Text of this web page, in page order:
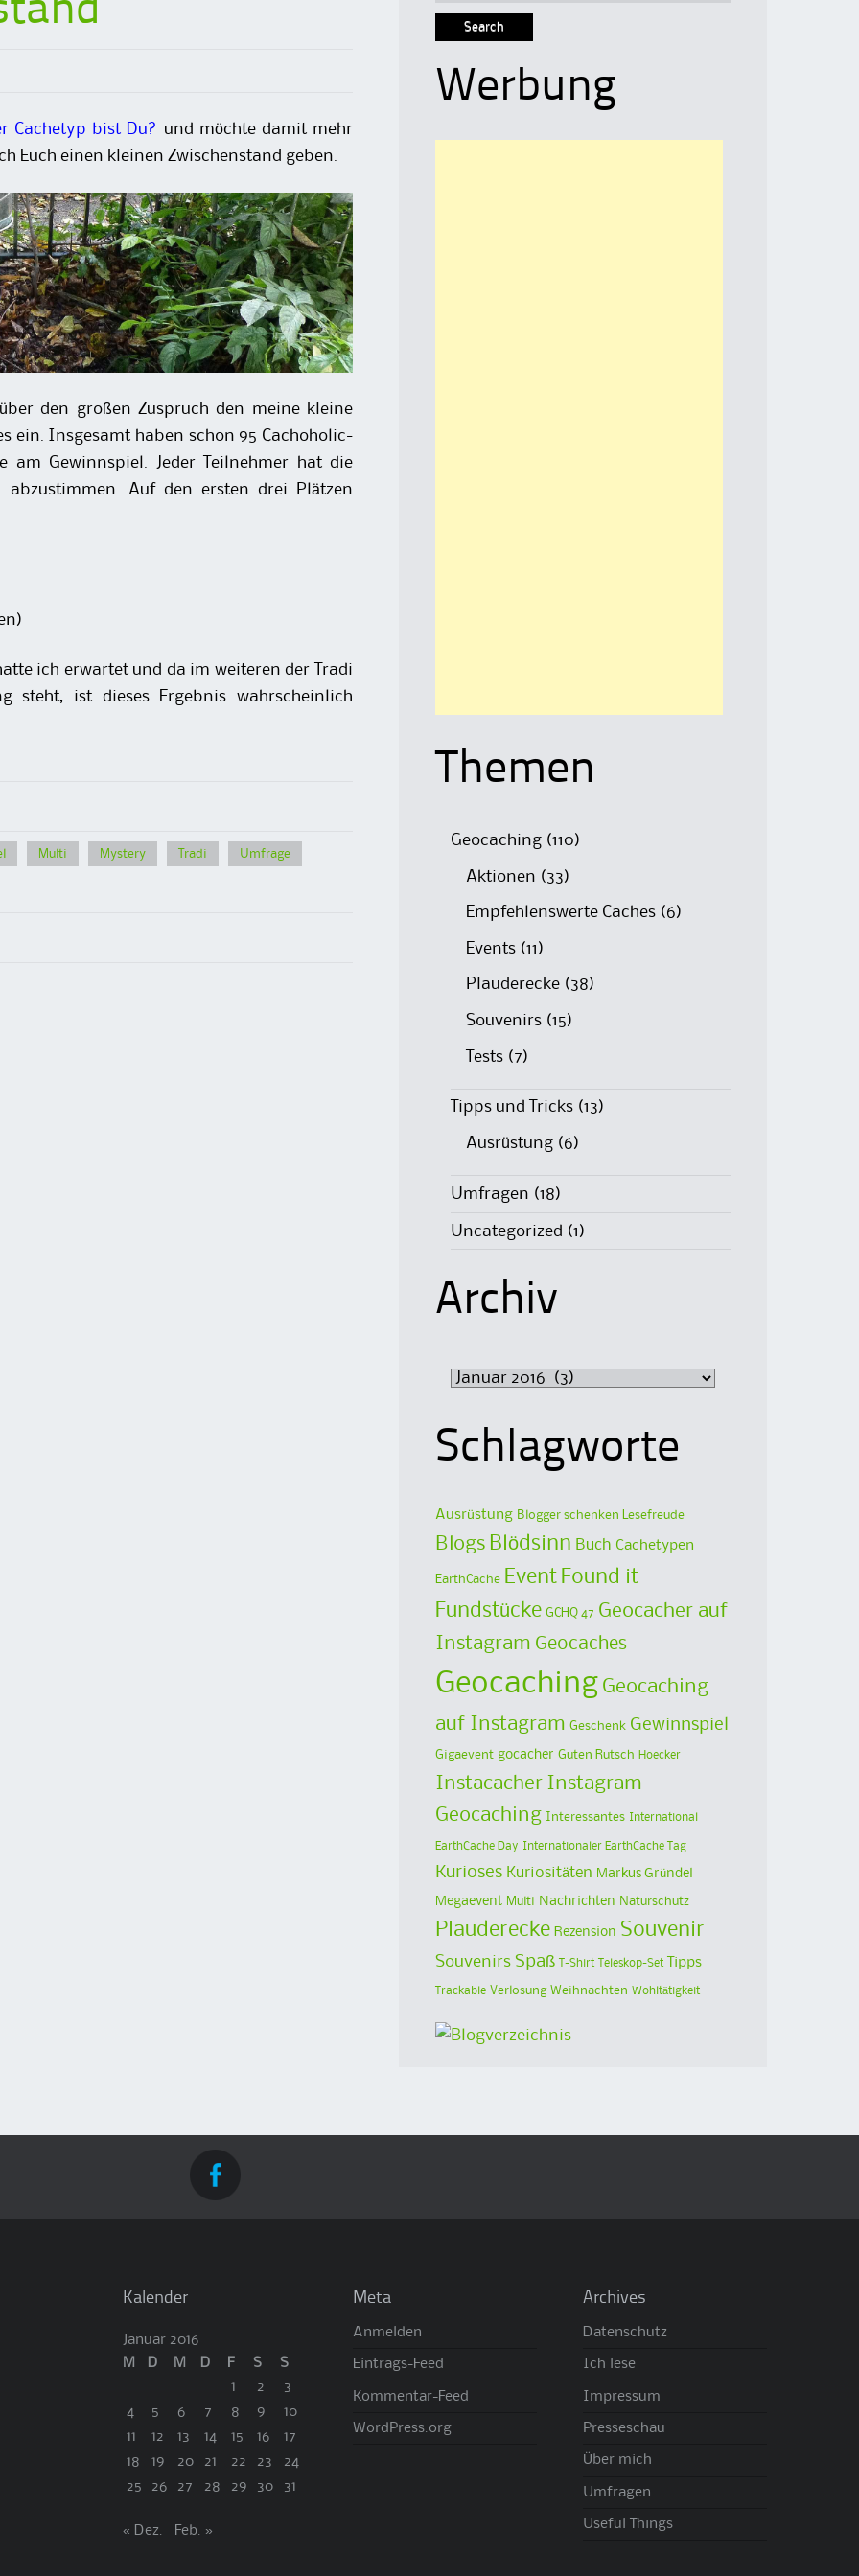
Cachetyp bist Du?
und möchte damit mehr
Euch einen kleinen Zwischenstand geben.
den großen Zuspruch den meine kleine
ein. Insgesamt haben schon 95 Cachoholic-
am Gewinnspiel. Jeder Teilnehmer hat die
Auf den ersten drei Plätzen
ich erwartet und da im weiteren der Tradi
steht, ist dieses Ergebnis wahrscheinlich
Multi Mystery Tradi Umfrage
Werbung
Themen
Geocaching (110)
Aktionen (33)
Empfehlenswerte Caches (6)
Events (11)
Plauderecke (38)
Souvenirs (15)
Tests (7)
Tipps und Tricks (13)
Ausrüstung (6)
Umfragen (18)
Uncategorized (1)
Archiv
Archiv
Schlagworte
Ausrüstung Blogger schenken Lesefreude
Blogs Blödsinn Buch Cachetypen
EarthCache Event Found it
Fundstücke GCHQ 47 Geocacher auf
Instagram Geocaches
Geocaching Geocaching
auf Instagram Geschenk Gewinnspiel
Gigaevent gocacher Guten Rutsch Hoecker
Instacacher Instagram
Geocaching
Interessantes International
EarthCache Day Internationaler EarthCache Tag
Kurioses Kuriositäten Markus Gründel
Megaevent Multi Nachrichten Naturschutz
Plauderecke Rezension Souvenir
Souvenirs Spaß T-Shirt Teleskop-Set Tipps
Trackable Verlosung Weihnachten Wohltätigkeit
Kalender
Januar 2016
M
D M D F S
S
1
2
3
4
5 6 7 8 9
10
11
12 13 14 15 16
17
18
19 20 21 22 23
24
25
26 27 28 29 30 31
« Dez. Feb. »
Meta
Anmelden
Eintrags-Feed
Kommentar-Feed
WordPress.org
Archives
Datenschutz
Ich lese
Impressum
Presseschau
Über mich
Umfragen
Useful Things